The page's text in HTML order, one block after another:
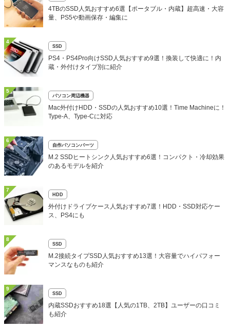
4TBのSSD人気おすすめ6選【ポータブル・内蔵】超高速・大容
量、PS5や動画保存・編集に
4
SSD
PS4・PS4Pro向けSSD人気おすすめ9選！換装して快適に！内
蔵・外付けタイプ別に紹介
5
パソコン周辺機器
Mac外付けHDD・SSDの人気おすすめ10選！Time Machineに！
Type-A、Type-Cに対応
6
自作パソコンパーツ
M.2 SSDヒートシンク人気おすすめ6選！コンパクト・冷却効果
のあるモデルを紹介
7
HDD
外付けドライブケース人気おすすめ7選！HDD・SSD対応ケー
ス、PS4にも
8
SSD
M.2接続タイプSSD人気おすすめ13選！大容量でハイパフォー
マンスなものも紹介
9
SSD
内蔵SSDおすすめ18選【人気の1TB、2TB】ユーザーの口コミ
も紹介